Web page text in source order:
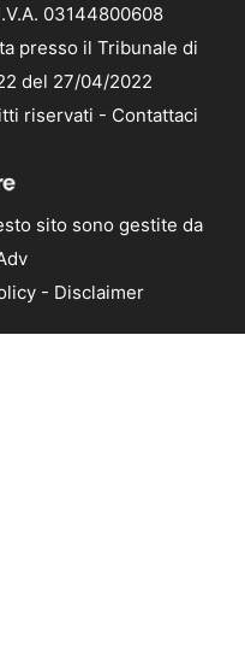
03144800608
presso il Tribunale di
del 27/04/2022
riservati - Contattaci
sito sono gestite da
- Disclaimer